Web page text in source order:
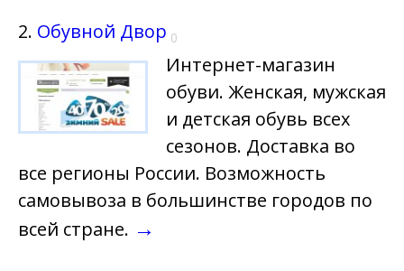
2. Обувной Двор 0
Интернет-магазин
обуви. Женская, мужская
и детская обувь всех
сезонов. Доставка во
все регионы России. Возможность
самовывоза в большинстве городов по
всей стране. →